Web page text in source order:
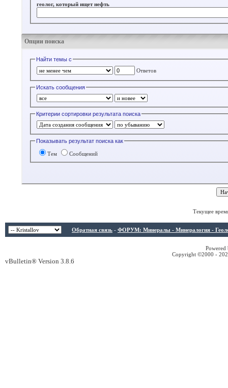
геолог, который ищет нефть
Опции поиска
Найти темы с
Ответов
Искать сообщения
Критерии сортировки результата поиска
Показывать результат поиска как
Тем Сообщений
Текущее
Обратная связь - ФОРУМ: Минералы - Минералогия -
Copyright ©2000 -
vBulletin® Version 3.8.6